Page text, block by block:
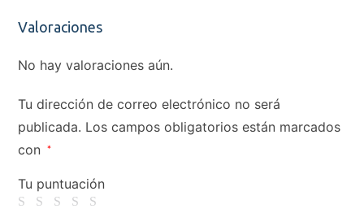
Valoraciones
No hay valoraciones aún.
Tu dirección de correo electrónico no será
publicada. Los campos obligatorios están marcados
con
*
Tu puntuación